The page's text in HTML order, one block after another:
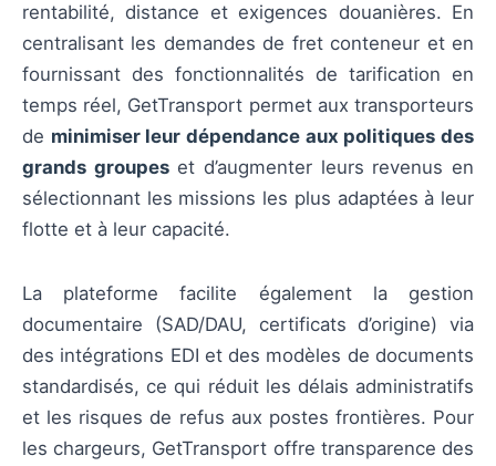
rentabilité, distance et exigences douanières. En
centralisant les demandes de fret conteneur et en
fournissant des fonctionnalités de tarification en
temps réel, GetTransport permet aux transporteurs
de minimiser leur dépendance aux politiques des
grands groupeset d’augmenter leurs revenus en
sélectionnant les missions les plus adaptées à leur
flotte et à leur capacité.
La plateforme facilite également la gestion
documentaire (SAD/DAU, certificats d’origine) via
des intégrations EDI et des modèles de documents
standardisés, ce qui réduit les délais administratifs
et les risques de refus aux postes frontières. Pour
les chargeurs, GetTransport offre transparence des